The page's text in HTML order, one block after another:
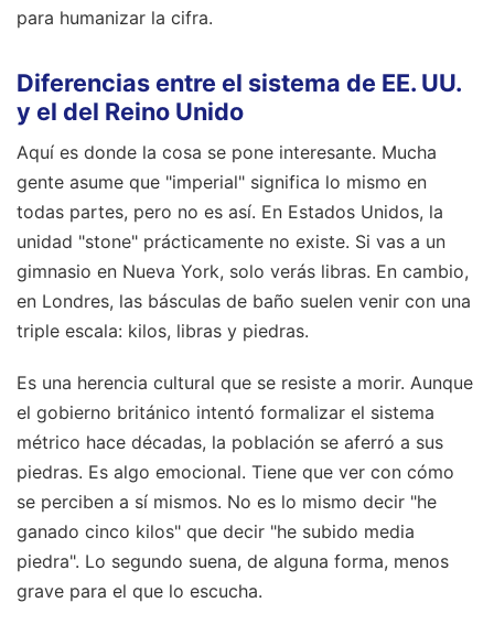
para humanizar la cifra.
Diferencias entre el sistema de EE. UU.
y el del Reino Unido
Aquí es donde la cosa se pone interesante. Mucha
gente asume que "imperial" significa lo mismo en
todas partes, pero no es así. En Estados Unidos, la
unidad "stone" prácticamente no existe. Si vas a un
gimnasio en Nueva York, solo verás libras. En cambio,
en Londres, las básculas de baño suelen venir con una
triple escala: kilos, libras y piedras.
Es una herencia cultural que se resiste a morir. Aunque
el gobierno británico intentó formalizar el sistema
métrico hace décadas, la población se aferró a sus
piedras. Es algo emocional. Tiene que ver con cómo
se perciben a sí mismos. No es lo mismo decir "he
ganado cinco kilos" que decir "he subido media
piedra". Lo segundo suena, de alguna forma, menos
grave para el que lo escucha.